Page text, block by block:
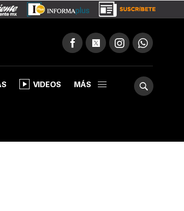
VIDEOS MÁS